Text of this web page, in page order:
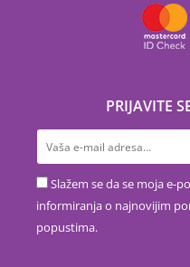
PRIJAVITE
Slažem se da se moja e-
informiranja o najnovijim
popustima.